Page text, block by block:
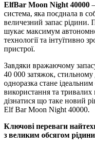
ElfBar Moon Night 40000
система, яка поєднала в
величезний запас рідини.
шукає максимум
технології та інтуїтивно
пристрої.
Завдяки вражаючому
40 000 затяжок,
одноразка стане
використання та
дізнатися що таке новий
Elf Bar Moon Night 40000.
Ключові переваги
з великим обсягом